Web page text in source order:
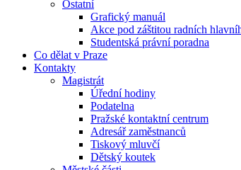
Ostatní
Grafický manuál
Akce pod záštitou radních
Studentská právní poradna
Co dělat v Praze
Kontakty
Magistrát
Úřední hodiny
Podatelna
Pražské kontaktní centrum
Adresář zaměstnanců
Tiskový mluvčí
Dětský koutek